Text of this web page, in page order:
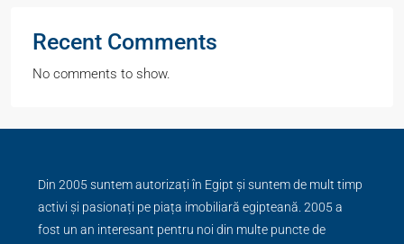
Recent Comments
No comments to show.
Din 2005 suntem autorizați în Egipt și suntem de mult timp
activi și pasionați pe piața imobiliară egipteană. 2005 a
fost un an interesant pentru noi din multe puncte de